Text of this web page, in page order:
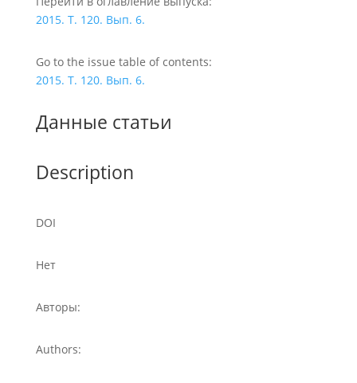
2015. Т. 120. Вып. 6.
Go to the issue table of contents:
2015. Т. 120. Вып. 6.
Данные статьи
Description
DOI
Нет
Авторы:
Authors: